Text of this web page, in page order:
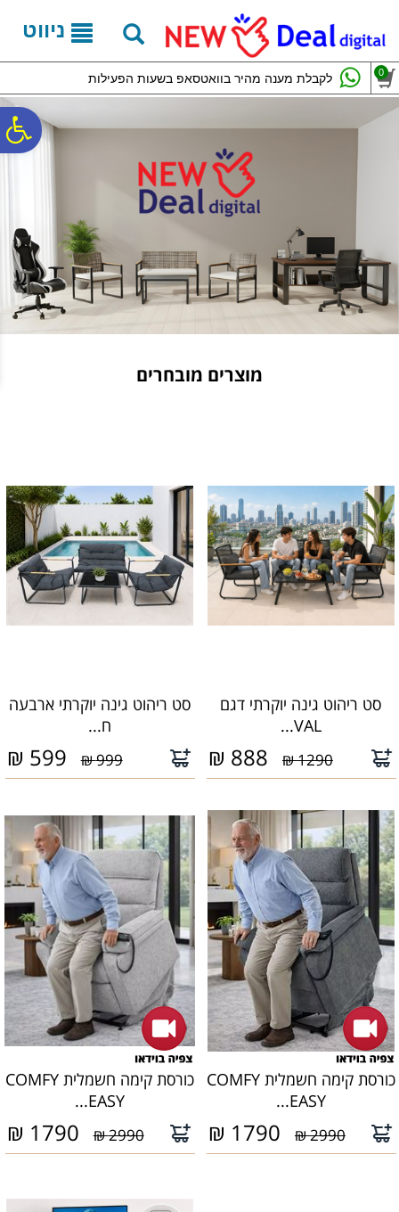
נגישות
אתר
המרכזי
ניווט
לקבלת מענה מהיר בוואטסאפ בשעות הפעילות 0
מוצרים מובחרים
סט ריהוט גינה יוקרתי דגם
VAL...
1290 ₪
888
₪
סט ריהוט גינה יוקרתי ארבעה
ח...
999 ₪
599
₪
כורסת קימה חשמלית COMFY
EASY...
2990 ₪
1790
₪
כורסת קימה חשמלית COMFY
EASY...
2990 ₪
1790
₪